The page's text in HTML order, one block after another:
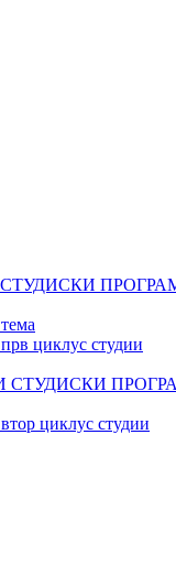
циклус студии
СТУДИСКИ
циклус студии